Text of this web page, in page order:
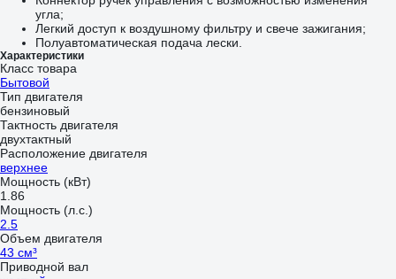
угла;
Легкий доступ к воздушному фильтру и свече зажигания;
Полуавтоматическая подача лески.
Характеристики
Класс товара
Бытовой
Тип двигателя
бензиновый
Тактность двигателя
двухтактный
Расположение двигателя
верхнее
Мощность (кВт)
1.86
Мощность (л.с.)
2.5
Объем двигателя
43 см³
Приводной вал